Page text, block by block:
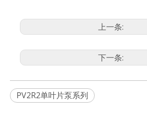
上一条:
下一条:
PV2R2单叶片泵系列